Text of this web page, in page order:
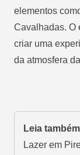
elementos
Cavalhadas. O
criar uma
da atmosfera
Leia
Lazer em